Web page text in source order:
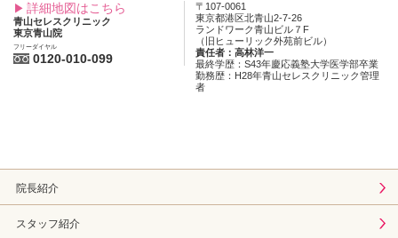
詳細地図はこちら
青山セレスクリニック
東京青山院
フリーダイヤル
0120-010-099
〒107-0061
東京都港区北青山2-7-26
ランドワーク青山ビル７F
（旧ヒューリック外苑前ビル）
責任者：高林洋一
最終学歴：S43年慶応義塾大学医学部卒業
勤務歴：H28年青山セレスクリニック管理
者
院長紹介
スタッフ紹介